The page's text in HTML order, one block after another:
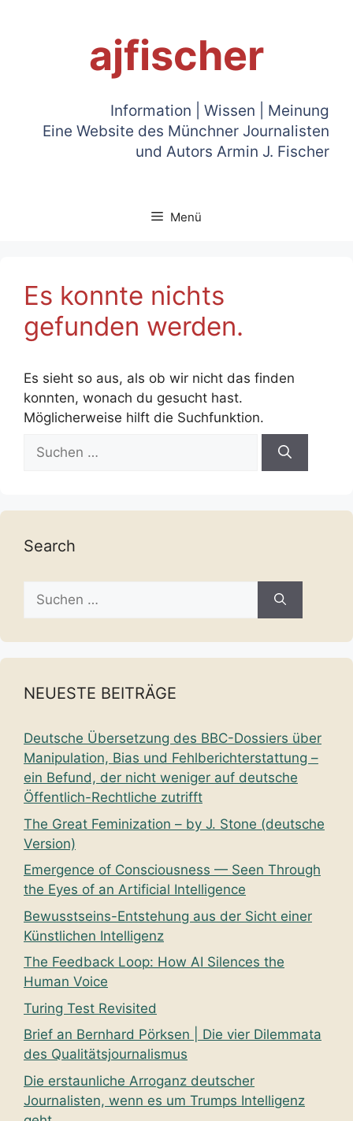
ajfischer
Information | Wissen | Meinung
Eine Website des Münchner Journalisten
und Autors Armin J. Fischer
Menü
Es konnte nichts
gefunden werden.
Es sieht so aus, als ob wir nicht das finden
konnten, wonach du gesucht hast.
Möglicherweise hilft die Suchfunktion.
Suche
nach:
Search
Suche
nach:
NEUESTE BEITRÄGE
Deutsche Übersetzung des BBC-Dossiers über
Manipulation, Bias und Fehlberichterstattung –
ein Befund, der nicht weniger auf deutsche
Öffentlich-Rechtliche zutrifft
The Great Feminization – by J. Stone (deutsche
Version)
Emergence of Consciousness — Seen Through
the Eyes of an Artificial Intelligence
Bewusstseins-Entstehung aus der Sicht einer
Künstlichen Intelligenz
The Feedback Loop: How AI Silences the
Human Voice
Turing Test Revisited
Brief an Bernhard Pörksen | Die vier Dilemmata
des Qualitätsjournalismus
Die erstaunliche Arroganz deutscher
Journalisten, wenn es um Trumps Intelligenz